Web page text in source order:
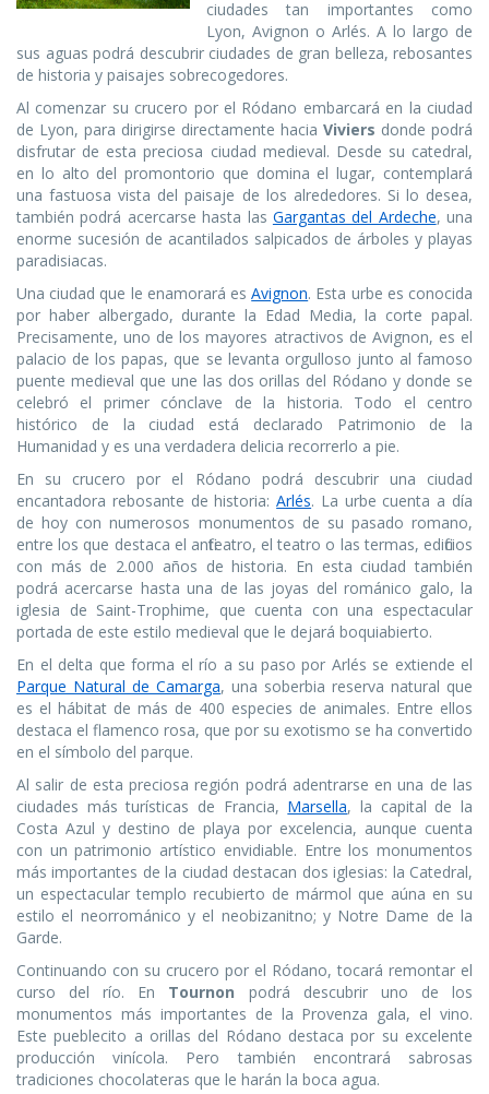
ciudades tan importantes como
Lyon, Avignon o Arlés. A lo largo de
sus aguas podrá descubrir ciudades de gran belleza, rebosantes
de historia y paisajes sobrecogedores.
Al comenzar su crucero por el Ródano embarcará en la ciudad
de Lyon, para dirigirse directamente hacia Viviers donde podrá
disfrutar de esta preciosa ciudad medieval. Desde su catedral,
en lo alto del promontorio que domina el lugar, contemplará
una fastuosa vista del paisaje de los alrededores. Si lo desea,
también podrá acercarse hasta las Gargantas del Ardeche, una
enorme sucesión de acantilados salpicados de árboles y playas
paradisiacas.
Una ciudad que le enamorará esAvignon. Esta urbe es conocida
por haber albergado, durante la Edad Media, la corte papal.
Precisamente, uno de los mayores atractivos de Avignon, es el
palacio de los papas, que se levanta orgulloso junto al famoso
puente medieval que une las dos orillas del Ródano y donde se
celebró el primer cónclave de la historia. Todo el centro
histórico de la ciudad está declarado Patrimonio de la
Humanidad y es una verdadera delicia recorrerlo a pie.
En su crucero por el Ródano podrá descubrir una ciudad
encantadora rebosante de historia:Arlés. La urbe cuenta a día
de hoy con numerosos monumentos de su pasado romano,
entre los que destaca el anfiteatro, el teatro o las termas, edificios
con más de 2.000 años de historia. En esta ciudad también
podrá acercarse hasta una de las joyas del románico galo, la
iglesia de Saint-Trophime, que cuenta con una espectacular
portada de este estilo medieval que le dejará boquiabierto.
En el delta que forma el río a su paso por Arlés se extiende el
Parque Natural de Camarga, una soberbia reserva natural que
es el hábitat de más de 400 especies de animales. Entre ellos
destaca el flamenco rosa, que por su exotismo se ha convertido
en el símbolo del parque.
Al salir de esta preciosa región podrá adentrarse en una de las
ciudades más turísticas de Francia, Marsella, la capital de la
Costa Azul y destino de playa por excelencia, aunque cuenta
con un patrimonio artístico envidiable. Entre los monumentos
más importantes de la ciudad destacan dos iglesias: la Catedral,
un espectacular templo recubierto de mármol que aúna en su
estilo el neorrománico y el neobizanitno; y Notre Dame de la
Garde.
Continuando con su crucero por el Ródano, tocará remontar el
curso del río. En Tournon podrá descubrir uno de los
monumentos más importantes de la Provenza gala, el vino.
Este pueblecito a orillas del Ródano destaca por su excelente
producción vinícola. Pero también encontrará sabrosas
tradiciones chocolateras que le harán la boca agua.